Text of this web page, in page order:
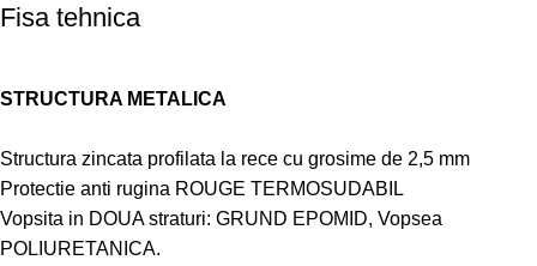
Fisa tehnica
STRUCTURA METALICA
Structura zincata profilata la rece cu grosime de 2,5 mm
Protectie anti rugina ROUGE TERMOSUDABIL
Vopsita in DOUA straturi: GRUND EPOMID, Vopsea
POLIURETANICA.